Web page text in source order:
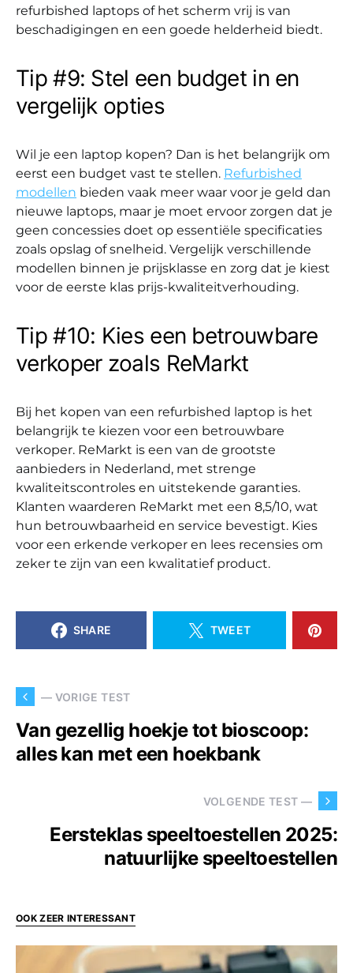
refurbished laptops of het scherm vrij is van
beschadigingen en een goede helderheid biedt.
Tip #9: Stel een budget in en
vergelijk opties
Wil je een laptop kopen? Dan is het belangrijk om
eerst een budget vast te stellen. Refurbished
modellen bieden vaak meer waar voor je geld dan
nieuwe laptops, maar je moet ervoor zorgen dat je
geen concessies doet op essentiële specificaties
zoals opslag of snelheid. Vergelijk verschillende
modellen binnen je prijsklasse en zorg dat je kiest
voor de eerste klas prijs-kwaliteitverhouding.
Tip #10: Kies een betrouwbare
verkoper zoals ReMarkt
Bij het kopen van een refurbished laptop is het
belangrijk te kiezen voor een betrouwbare
verkoper. ReMarkt is een van de grootste
aanbieders in Nederland, met strenge
kwaliteitscontroles en uitstekende garanties.
Klanten waarderen ReMarkt met een 8,5/10, wat
hun betrouwbaarheid en service bevestigt. Kies
voor een erkende verkoper en lees recensies om
zeker te zijn van een kwalitatief product.
SHARE TWEET
— VORIGE TEST
Van gezellig hoekje tot bioscoop:
alles kan met een hoekbank
VOLGENDE TEST —
Eersteklas speeltoestellen 2025:
natuurlijke speeltoestellen
OOK ZEER INTERESSANT